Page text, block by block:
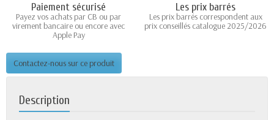
Paiement sécurisé
Payez vos achats par CB ou par
virement bancaire ou encore avec
Apple Pay
Les prix barrés
Les prix barrés correspondent aux
prix conseillés catalogue 2025/2026
Contactez-nous sur ce produit
Description